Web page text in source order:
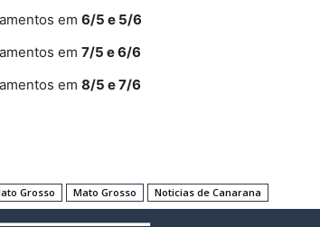
em 6/5 e 5/6
em 7/5 e 6/6
em 8/5 e 7/6
Grosso Mato Grosso Noticias de Canarana